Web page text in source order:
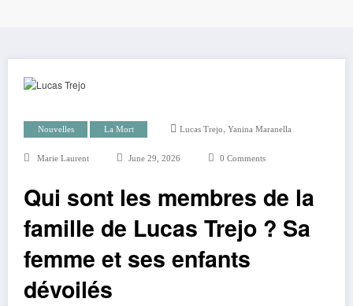
Nouvelles La Mort Lucas Trejo, Yanina Maranella
Marie Laurent June 29, 2026 0 Comments
Qui sont les membres de la
famille de Lucas Trejo ? Sa
femme et ses enfants
dévoilés